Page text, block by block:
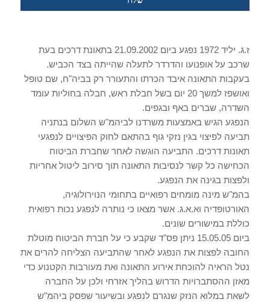
ז.ג. יליד 1972 נפגע ביום 21.09.2002 בתאונת דרכים בעת
שרכב על אופנועו והדרדר לתעלה שהייתה בצד הכביש.
בעקבות התאונה איבד הכרתו והתעורר רק בביה"ח, שם טופל
ואושפז למשך 20 יום בשל חבלת ראש, חבלה בחוליות עומד
השדרה, שברים באף ובגפים.
הנפגע הגיש באמצעות משרדנו לביהמ"ש השלום בנתניה
תביעה לפיצוי בגין נזקי גוף בהתאם לחוק הפיצויים לנפגעי
תאונות דרכים. התביעה הוגשה לאחר שחברת הביטוח
הכחישה כל קשר לנסיבות התאונה תוך סירוב ליטול אחריות
ולפצות בגינה את הנפגע.
בהמ"ש מינה מומחים רפואיים בתחומי הנוירולוגיה,
האורטופדיה וא.א.ג. אשר מצאו כי נותרה לנפגע נכות רפואית
כוללת במישורים שונים.
ביום 15.05.05 ניתן פס"ד שקבע כי על חברת הביטוח מוטלת
החובה לפצות את הנפגע לאחר שהתביעה הצליחה להרים את
נטל הראיה להוכחת אירוע התאונה ואת מעורבות הקטנוע כדי
מאזן ההסתברויות הדרוש בהליך אזרחי ולכן על החברה
לשאת במלוא הנזק שנגרם לנפגע ובשיעור שפסק ביהמ"ש